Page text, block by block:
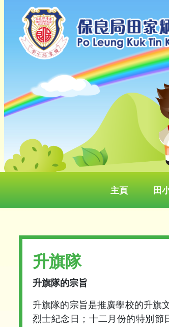
主頁 田
升旗隊
升旗隊的宗旨
升旗隊的宗旨是推廣學校的升旗
烈士紀念日；十二月份的特別節